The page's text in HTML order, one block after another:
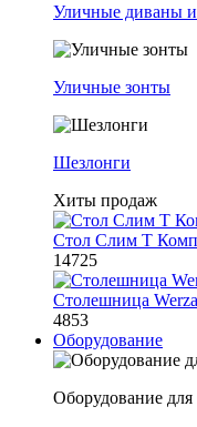
Уличные диваны
Уличные зонты
Шезлонги
Хиты продаж
Стол Слим Т
14725
Столешница
4853
Оборудование
Оборудование для